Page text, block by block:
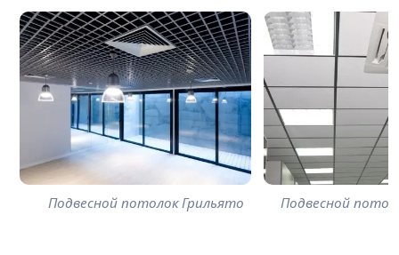
Подвесной потолок Грильято Подвесной